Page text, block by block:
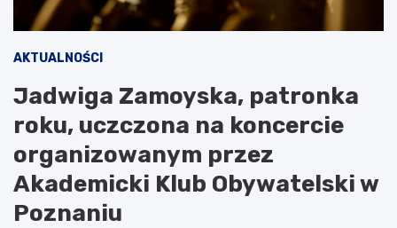
AKTUALNOŚCI
Jadwiga Zamoyska, patronka
roku, uczczona na koncercie
organizowanym przez
Akademicki Klub Obywatelski w
Poznaniu